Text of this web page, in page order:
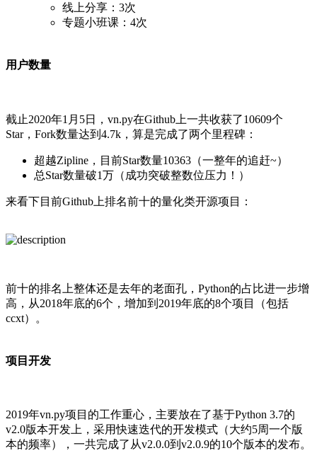
线上分享：3次
专题小班课：4次
用户数量
截止2020年1月5日，vn.py在Github上一共收获了10609个
Star，Fork数量达到4.7k，算是完成了两个里程碑：
超越Zipline，目前Star数量10363（一整年的追赶~）
总Star数量破1万（成功突破整数位压力！）
来看下目前Github上排名前十的量化类开源项目：
前十的排名上整体还是去年的老面孔，Python的占比进一步增
高，从2018年底的6个，增加到2019年底的8个项目（包括
ccxt）。
项目开发
2019年vn.py项目的工作重心，主要放在了基于Python 3.7的
v2.0版本开发上，采用快速迭代的开发模式（大约5周一个版
本的频率），一共完成了从v2.0.0到v2.0.9的10个版本的发布。